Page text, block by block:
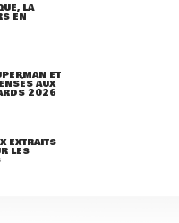
LA
EN
ET
AUX
2026
EXTRAITS
LES